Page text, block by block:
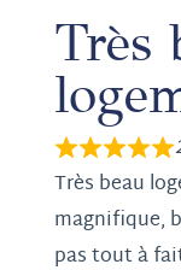
Très
Très beau
magnifique,
pas tout à